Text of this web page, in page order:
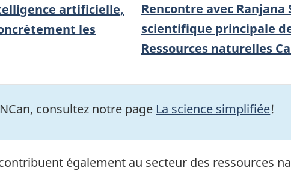
artificielle,
les
Rencontre avec Ranjana
scientifique principale
Ressources naturelles
consultez notre page La science simplifiée!
également au secteur des ressources